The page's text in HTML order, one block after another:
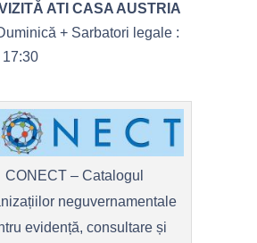
ATI CASA AUSTRIA
+ Sarbatori legale :
17:30
CONECT – Catalogul
neguvernamentale
evidență, consultare și